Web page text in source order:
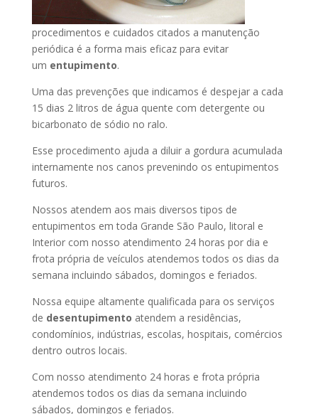
procedimentos e cuidados citados a manutenção
periódica é a forma mais eficaz para evitar
um entupimento.
Uma das prevenções que indicamos é despejar a cada
15 dias 2 litros de água quente com detergente ou
bicarbonato de sódio no ralo.
Esse procedimento ajuda a diluir a gordura acumulada
internamente nos canos prevenindo os entupimentos
futuros.
Nossos atendem aos mais diversos tipos de
entupimentos em toda Grande São Paulo, litoral e
Interior com nosso atendimento 24 horas por dia e
frota própria de veículos atendemos todos os dias da
semana incluindo sábados, domingos e feriados.
Nossa equipe altamente qualificada para os serviços
de desentupimento atendem a residências,
condomínios, indústrias, escolas, hospitais, comércios
dentro outros locais.
Com nosso atendimento 24 horas e frota própria
atendemos todos os dias da semana incluindo
sábados, domingos e feriados.